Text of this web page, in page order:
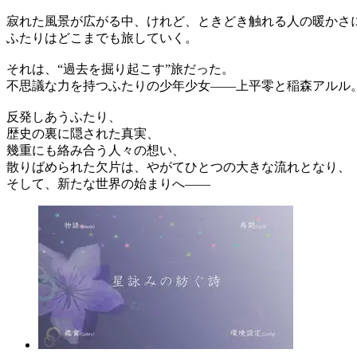
寂れた風景が広がる中、けれど、ときどき触れる人の暖かさ
ふたりはどこまでも旅していく。
それは、“過去を掘り起こす”旅だった。
不思議な力を持つふたりの少年少女――上平零と稲森アルル。
反発しあうふたり、
歴史の裏に隠された真実、
幾重にも絡み合う人々の想い、
散りばめられた欠片は、やがてひとつの大きな流れとなり、
そして、新たな世界の始まりへ――